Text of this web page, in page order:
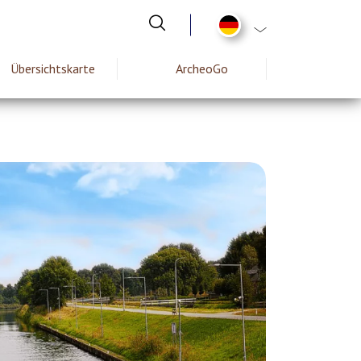
List additional
Übersichtskarte
ArcheoGo